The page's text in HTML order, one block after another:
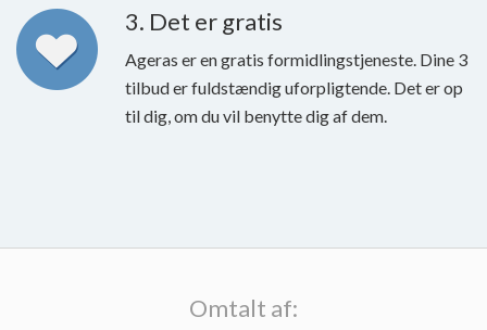
3. Det er gratis
Ageras er en gratis formidlingstjeneste. Dine 3
tilbud er fuldstændig uforpligtende. Det er op
til dig, om du vil benytte dig af dem.
Omtalt af: